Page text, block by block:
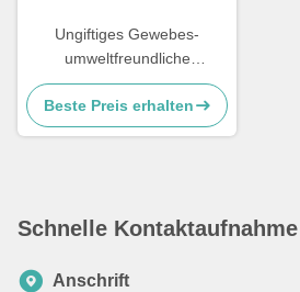
Ungiftiges Gewebes-
umweltfreundliche
hydrophobe SMSs nicht
imprägniern für Windeln
Beste Preis erhalten
Schnelle Kontaktaufnahme
Anschrift